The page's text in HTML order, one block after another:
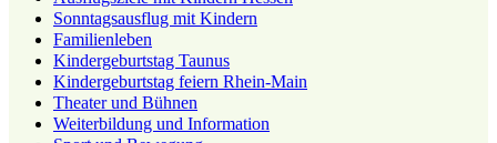
Sonntagsausflug mit Kindern
Familienleben
Kindergeburtstag Taunus
Kindergeburtstag feiern Rhein-Main
Theater und Bühnen
Weiterbildung und Information